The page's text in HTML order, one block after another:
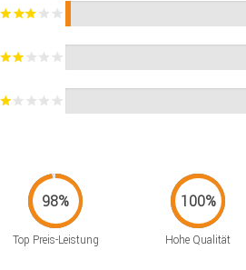
Top Preis-Leistung Hohe Qualität